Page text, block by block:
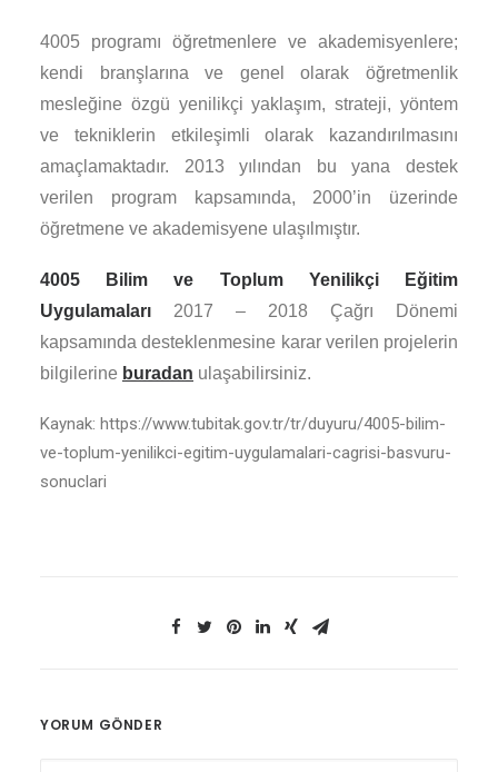
4005 programı öğretmenlere ve akademisyenlere;
kendi branşlarına ve genel olarak öğretmenlik
mesleğine özgü yenilikçi yaklaşım, strateji, yöntem
ve tekniklerin etkileşimli olarak kazandırılmasını
amaçlamaktadır. 2013 yılından bu yana destek
verilen program kapsamında, 2000’in üzerinde
öğretmene ve akademisyene ulaşılmıştır.
4005 Bilim ve Toplum Yenilikçi Eğitim
Uygulamaları 2017 – 2018 Çağrı Dönemi
kapsamında desteklenmesine karar verilen projelerin
bilgilerine buradan ulaşabilirsiniz.
Kaynak: https://www.tubitak.gov.tr/tr/duyuru/4005-bilim-
ve-toplum-yenilikci-egitim-uygulamalari-cagrisi-basvuru-
sonuclari
YORUM GÖNDER